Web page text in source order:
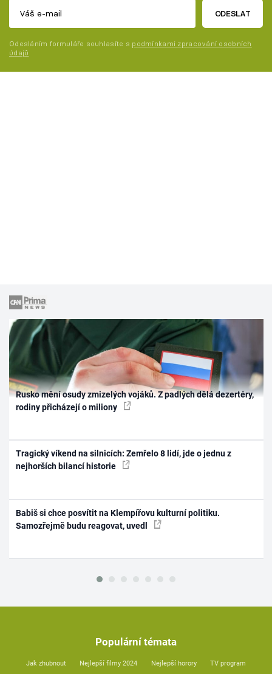
ODESLAT
Odesláním formuláře souhlasíte s podmínkami zpracování osobních
údajů
Rusko mění osudy zmizelých vojáků. Z padlých dělá dezertéry,
rodiny přicházejí o miliony
Tragický víkend na silnicích: Zemřelo 8 lidí, jde o jednu z
nejhorších bilancí historie
Babiš si chce posvítit na Klempířovu kulturní politiku.
Samozřejmě budu reagovat, uvedl
Populární témata
Jak zhubnout Nejlepší filmy 2024 Nejlepší horory TV program